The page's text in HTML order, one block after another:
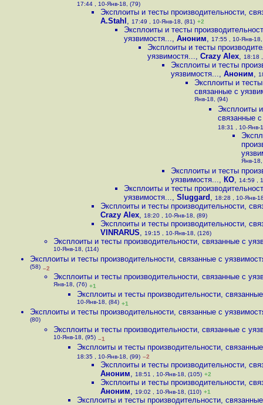
17:44 , 10-Янв-18, (79)
Эксплоиты и тесты производительности,
A.Stahl , 17:49 , 10-Янв-18, (81) +2
Эксплоиты и тесты
уязвимостя..., Аноним, 17:55 , 10-Янв-
Эксплоиты и тесты
уязвимостя..., Crazy Alex, 18:18
Эксплоиты и тесты
уязвимостя..., Аноним,
Эксплоиты и
связанные с
Янв-18, (94)
Эксплоиты
связанные
18:31 , 10-Янв-
Янв-
Эксплоиты и тесты
уязвимостя..., КО, 14:59 ,
Эксплоиты и тесты
уязвимостя..., Sluggard , 18:28 , 10-Янв-
Эксплоиты и тесты производительности,
Crazy Alex, 18:20 , 10-Янв-18, (89)
Эксплоиты и тесты производительности,
VINRARUS, 19:15 , 10-Янв-18, (126)
Эксплоиты и тесты производительности, связанные с
10-Янв-18, (114)
Эксплоиты и тесты производительности, связанные с
(58) –2
Эксплоиты и тесты производительности, связанные с
Янв-18, (76) +1
Эксплоиты и тесты производительности,
10-Янв-18, (84) +1
Эксплоиты и тесты производительности, связанные с
(80)
Эксплоиты и тесты производительности, связанные с
10-Янв-18, (95) –1
Эксплоиты и тесты производительности,
18:35 , 10-Янв-18, (99) –2
Эксплоиты и тесты производительности,
Аноним, 18:51 , 10-Янв-18, (105) +2
Эксплоиты и тесты производительности,
Аноним, 19:02 , 10-Янв-18, (110) +1
Эксплоиты и тесты производительности,